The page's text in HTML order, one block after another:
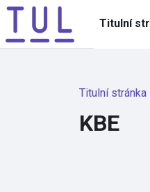
Přejít k hlavnímu obsahu
Titulní
Titulní stránka
KBE